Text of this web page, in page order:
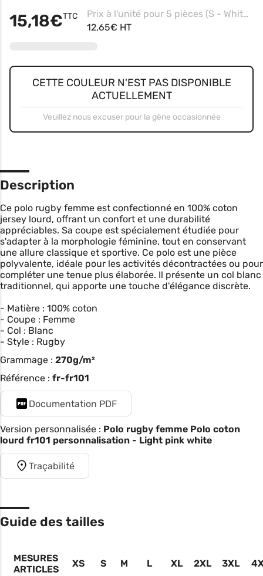
15,18€TTC
Prix à l'unité pour 5 pièces (S - White/white)
12,65€ HT
CETTE COULEUR N'EST PAS DISPONIBLE
ACTUELLEMENT
Veuillez nous excuser pour la gêne occasionnée
Description
Ce polo rugby femme est confectionné en 100% coton
jersey lourd, offrant un confort et une durabilité
appréciables. Sa coupe est spécialement étudiée pour
s'adapter à la morphologie féminine, tout en conservant
une allure classique et sportive. Ce polo est une pièce
polyvalente, idéale pour les activités décontractées ou pour
compléter une tenue plus élaborée. Il présente un col blanc
traditionnel, qui apporte une touche d'élégance discrète.
- Matière : 100% coton
- Coupe : Femme
- Col : Blanc
- Style : Rugby
Grammage : 270g/m²
Référence : fr-fr101
Documentation PDF
Version personnalisée : Polo rugby femme Polo coton
lourd fr101 personnalisation - Light pink white
Traçabilité
Guide des tailles
MESURES
ARTICLES
XS S M L XL 2XL 3XL